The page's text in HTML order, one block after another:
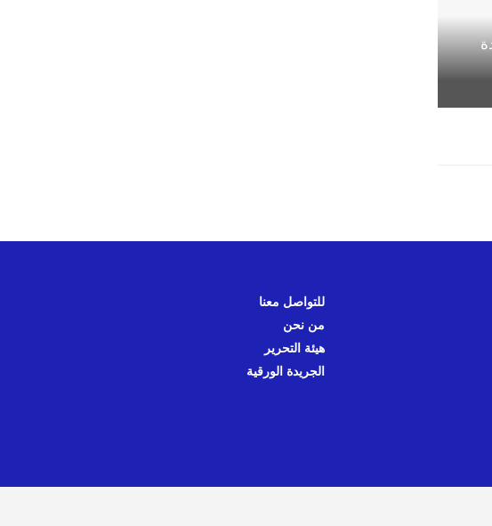
للتواصل معنا
من نحن
هيئة التحرير
الجريدة الورقية